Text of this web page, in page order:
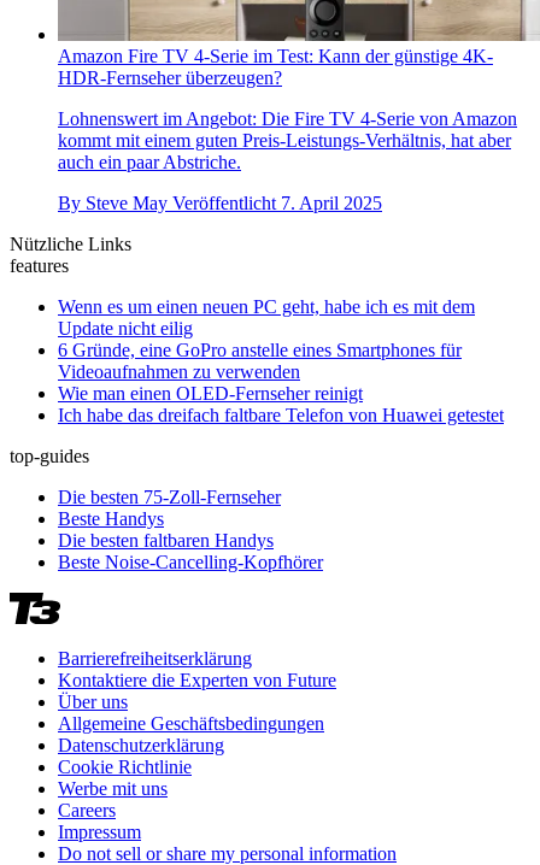
Amazon Fire TV 4-Serie im Test: Kann der günstige 4K-
HDR-Fernseher überzeugen?
Lohnenswert im Angebot: Die Fire TV 4-Serie von Amazon
kommt mit einem guten Preis-Leistungs-Verhältnis, hat aber
auch ein paar Abstriche.
By Steve May Veröffentlicht 7. April 2025
Nützliche Links
features
Wenn es um einen neuen PC geht, habe ich es mit dem
Update nicht eilig
6 Gründe, eine GoPro anstelle eines Smartphones für
Videoaufnahmen zu verwenden
Wie man einen OLED-Fernseher reinigt
Ich habe das dreifach faltbare Telefon von Huawei getestet
top-guides
Die besten 75-Zoll-Fernseher
Beste Handys
Die besten faltbaren Handys
Beste Noise-Cancelling-Kopfhörer
Barrierefreiheitserklärung
Kontaktiere die Experten von Future
Über uns
Allgemeine Geschäftsbedingungen
Datenschutzerklärung
Cookie Richtlinie
Werbe mit uns
Careers
Impressum
Do not sell or share my personal information